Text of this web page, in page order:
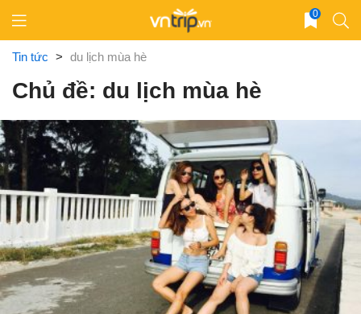
content
0
Tin tức > du lịch mùa hè
Chủ đề: du lịch mùa hè